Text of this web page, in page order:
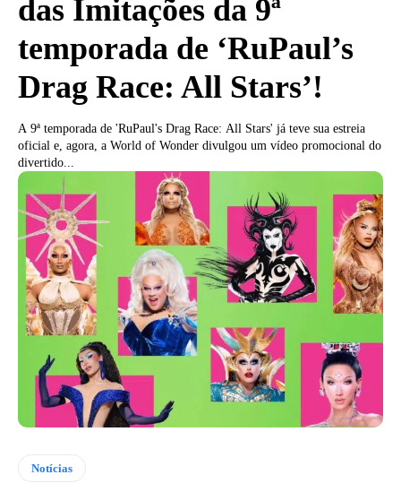
das Imitações da 9ª
temporada de ‘RuPaul’s
Drag Race: All Stars’!
A 9ª temporada de 'RuPaul's Drag Race: All Stars' já teve sua estreia
oficial e, agora, a World of Wonder divulgou um vídeo promocional do
divertido...
Notícias